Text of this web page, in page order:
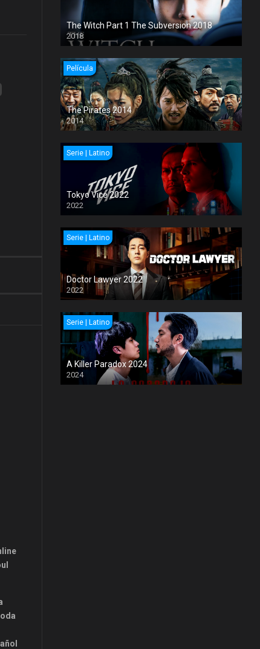
The Witch Part 1 The Subversion 2018
2018
Película
The Pirates 2014
2014
Serie | Latino
Tokyo Vice 2022
2022
Serie | Latino
Doctor Lawyer 2022
2022
Serie | Latino
A Killer Paradox 2024
2024